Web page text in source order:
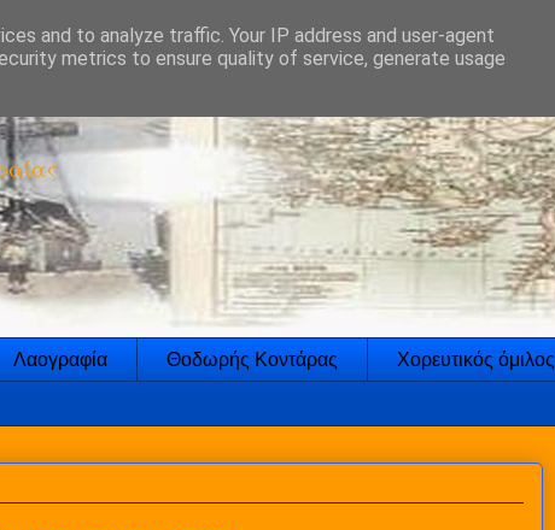
Λαογραφία Θοδωρής Κοντάρας Χορευτικός όμιλος
and to analyze traffic. Your IP address and user-agent
metrics to ensure quality of service, generate usage